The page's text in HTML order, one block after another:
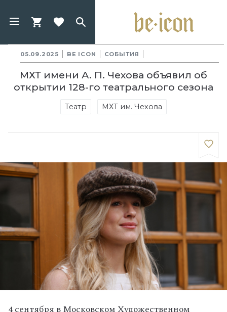
05.09.2025 BE ICON СОБЫТИЯ
МХТ имени А. П. Чехова объявил об
открытии 128-го театрального сезона
Театр МХТ им. Чехова
4 сентября в Московском Художественном